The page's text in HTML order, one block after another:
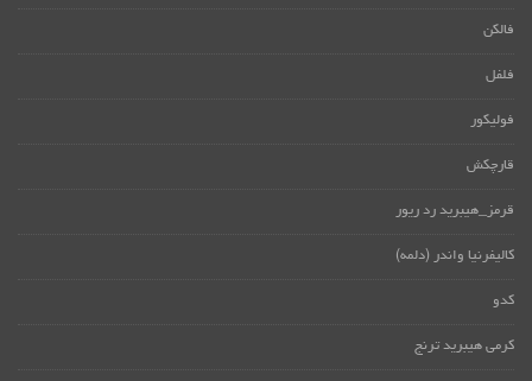
فالکن
فلفل
فولیکور
قارچکش
قرمز_هیبرید رد ریور
کالیفرنیا واندر (دلمه)
کدو
کرمی هیبرید ترنج